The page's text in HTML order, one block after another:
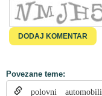
Povezane teme:
polovni automobili